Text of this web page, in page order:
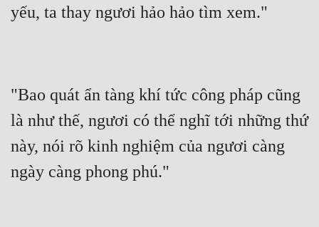
yếu, ta thay ngươi hảo hảo tìm xem."
"Bao quát ẩn tàng khí tức công pháp cũng
là như thế, ngươi có thể nghĩ tới những thứ
này, nói rõ kinh nghiệm của ngươi càng
ngày càng phong phú."